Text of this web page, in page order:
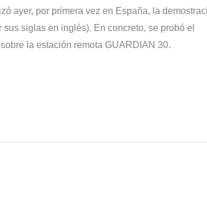
ayer, por primera vez en España, la
siglas en inglés). En concreto, se probó el
la estación remota GUARDIAN 30.